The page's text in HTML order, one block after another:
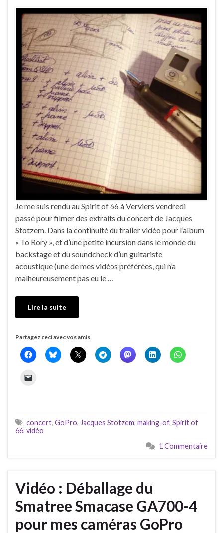
Je me suis rendu au Spirit of 66 à Verviers vendredi
passé pour filmer des extraits du concert de Jacques
Stotzem. Dans la continuité du trailer vidéo pour l’album
« To Rory », et d’une petite incursion dans le monde du
backstage et du soundcheck d’un guitariste
acoustique (une de mes vidéos préférées, qui n’a
malheureusement pas eu le …
Lire la suite
Partagez ceci avec vos amis
concert, GoPro, Jacques Stotzem, making-of, Spirit of
66, vidéo
1 Commentaire
Vidéo : Déballage du
Smatree Smacase GA700-4
pour mes caméras GoPro